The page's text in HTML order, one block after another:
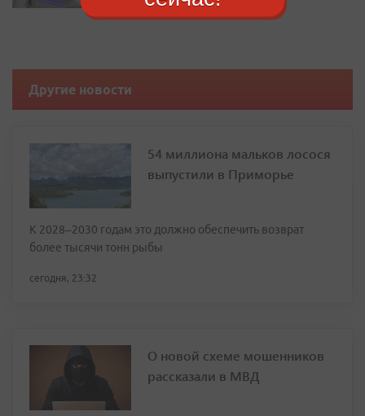
Другие новости
54 миллиона мальков лосося
выпустили в Приморье
К 2028–2030 годам это должно обеспечить возврат
более тысячи тонн рыбы
сегодня, 23:32
О новой схеме мошенников
рассказали в МВД